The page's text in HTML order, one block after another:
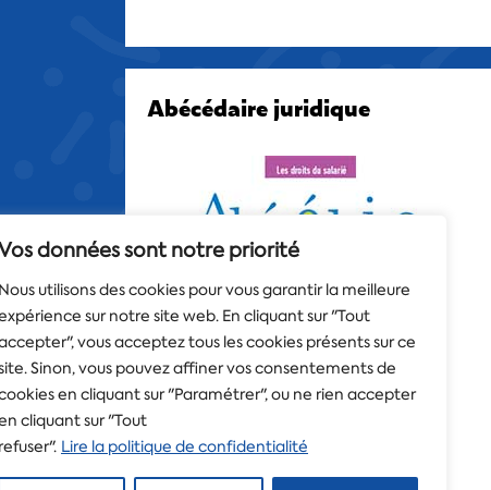
données sont notre priorité
Nous utilisons des cookies pour vous garantir la meilleure
sur notre site web. En cliquant sur "Tout
vous acceptez tous les cookies présents sur ce
Sinon, vous pouvez affiner vos consentements de
en cliquant sur "Paramétrer", ou ne rien accepter
cliquant sur "Tout
refuser". Lire la politique de confidentialité
Abécédaire juridique